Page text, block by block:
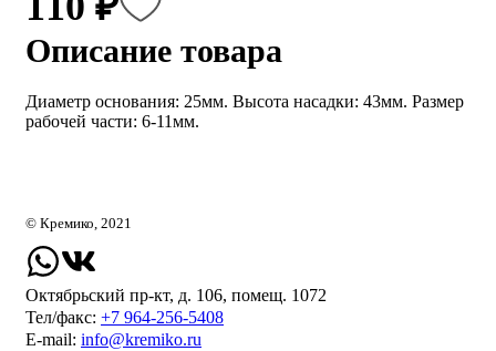
Описание товара
Диаметр основания: 25мм. Высота насадки: 43мм. Размер
рабочей части: 6-11мм.
© Кремико, 2021
Октябрьский пр-кт, д. 106, помещ. 1072
Тел/факс: +7 964-256-5408
Е-mail: info@kremiko.ru